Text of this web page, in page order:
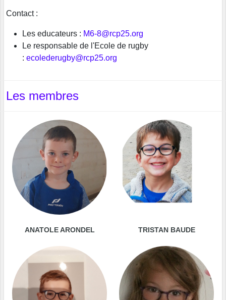
Contact :
Les educateurs : M6-8@rcp25.org
Le responsable de l'Ecole de rugby
: ecolederugby@rcp25.org
Les membres
ANATOLE ARONDEL TRISTAN BAUDE